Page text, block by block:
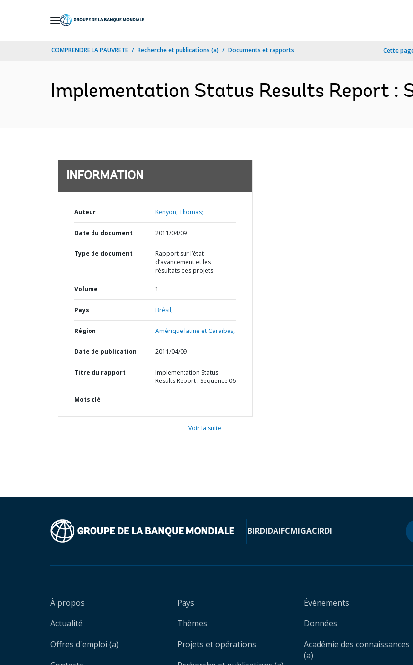
COMPRENDRE LA PAUVRETÉ Recherche et publications (a) Documents et rapports Cette
Implementation Status Results Report :
INFORMATION
Auteur Kenyon, Thomas;
Date du document 2011/04/09
Type de document
Rapport sur l’état
d’avancement et les
résultats des projets
Volume 1
Pays Brésil,
Région Amérique latine et Caraïbes,
Date de publication 2011/04/09
Titre du rapport
Implementation Status
Results Report : Sequence 06
Mots clé
Voir la suite
BIRDIDAIFCMIGACIRDI
À propos
Actualité
Offres d'emploi (a)
Pays
Thèmes
Projets et opérations
Évènements
Données
Académie des connaissances
(a)